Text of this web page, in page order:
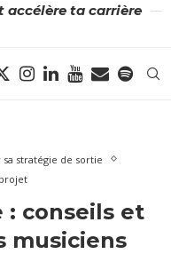
accélère ta carrière
stratégie de sortie
: conseils et
musiciens